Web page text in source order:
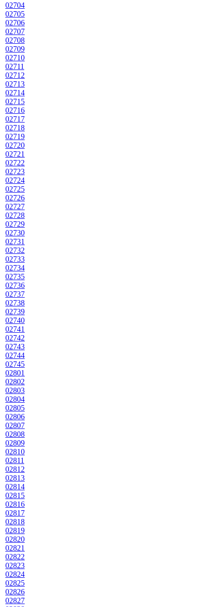
02704
02705
02706
02707
02708
02709
02710
02711
02712
02713
02714
02715
02716
02717
02718
02719
02720
02721
02722
02723
02724
02725
02726
02727
02728
02729
02730
02731
02732
02733
02734
02735
02736
02737
02738
02739
02740
02741
02742
02743
02744
02745
02801
02802
02803
02804
02805
02806
02807
02808
02809
02810
02811
02812
02813
02814
02815
02816
02817
02818
02819
02820
02821
02822
02823
02824
02825
02826
02827